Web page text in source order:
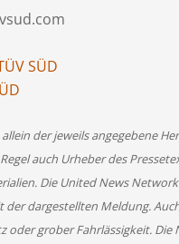
SÜD
der jeweils angegebene
auch Urheber des
Die United News
dargestellten Meldung.
oder grober Fahrlässigkeit.